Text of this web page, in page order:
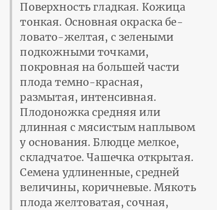
Поверхность гладкая. Кожица
тонкая. Основная окраска бе­
ловато-желтая, с зелеными
подкожными точками,
покровная на большей части
плода темно-красная,
размытая, интенсивная.
Плодоножка средняя или
длинная с мясистым наплывом
у основания. Блюдце мелкое,
складчатое. Чашечка открытая.
Семена удлиненные, средней
величины, ко­ричневые. Мякоть
плода желтоватая, сочная,